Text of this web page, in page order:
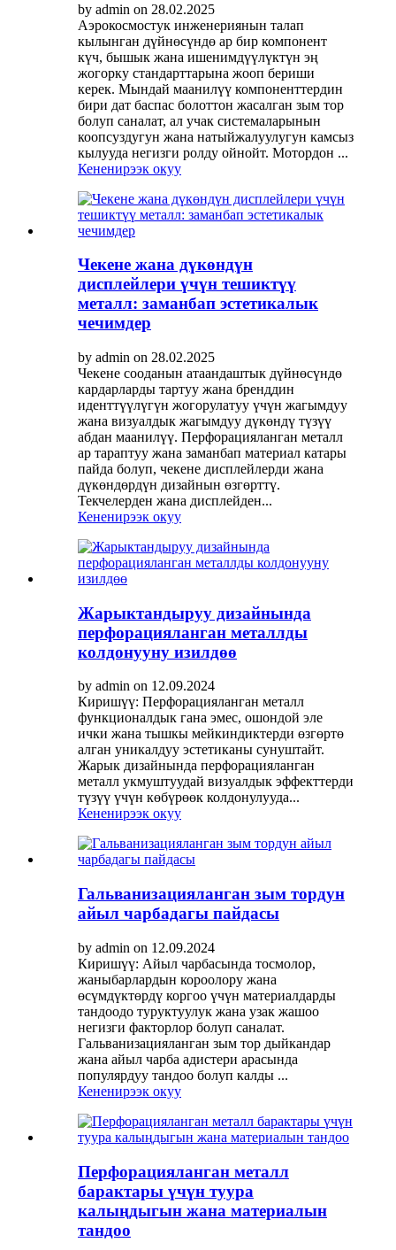
by admin on 28.02.2025
Аэрокосмостук инженериянын талап
кылынган дүйнөсүндө ар бир компонент
күч, бышык жана ишенимдүүлүктүн эң
жогорку стандарттарына жооп бериши
керек. Мындай маанилүү компоненттердин
бири дат баспас болоттон жасалган зым тор
болуп саналат, ал учак системаларынын
коопсуздугун жана натыйжалуулугун камсыз
кылууда негизги ролду ойнойт. Мотордон ...
Кененирээк окуу
Чекене жана дүкөндүн
дисплейлери үчүн тешиктүү
металл: заманбап эстетикалык
чечимдер
by admin on 28.02.2025
Чекене сооданын атаандаштык дүйнөсүндө
кардарларды тартуу жана бренддин
иденттүүлүгүн жогорулатуу үчүн жагымдуу
жана визуалдык жагымдуу дүкөндү түзүү
абдан маанилүү. Перфорацияланган металл
ар тараптуу жана заманбап материал катары
пайда болуп, чекене дисплейлерди жана
дүкөндөрдүн дизайнын өзгөрттү.
Текчелерден жана дисплейден...
Кененирээк окуу
Жарыктандыруу дизайнында
перфорацияланган металлды
колдонууну изилдөө
by admin on 12.09.2024
Киришүү: Перфорацияланган металл
функционалдык гана эмес, ошондой эле
ички жана тышкы мейкиндиктерди өзгөртө
алган уникалдуу эстетиканы сунуштайт.
Жарык дизайнында перфорацияланган
металл укмуштуудай визуалдык эффекттерди
түзүү үчүн көбүрөөк колдонулууда...
Кененирээк окуу
Гальванизацияланган зым тордун
айыл чарбадагы пайдасы
by admin on 12.09.2024
Киришүү: Айыл чарбасында тосмолор,
жаныбарлардын короолору жана
өсүмдүктөрдү коргоо үчүн материалдарды
тандоодо туруктуулук жана узак жашоо
негизги факторлор болуп саналат.
Гальванизацияланган зым тор дыйкандар
жана айыл чарба адистери арасында
популярдуу тандоо болуп калды ...
Кененирээк окуу
Перфорацияланган металл
барактары үчүн туура
калыңдыгын жана материалын
тандоо